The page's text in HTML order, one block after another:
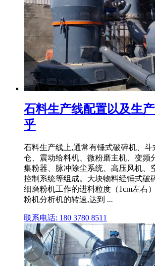
石料生产线配置以及生
乎
石料生产线上,通常有锤式破碎机、
仓、震动给料机、微粉磨主机、变频
集粉器、脉冲除尘系统、高压风机、
控制系统等组成。大块物料经锤式破
细磨粉机工作的进料粒度（1cm左右
粉机分析机的转速,达到 ...
联系电话: 180 3780 8511